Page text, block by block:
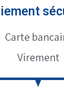
Carte
Virement